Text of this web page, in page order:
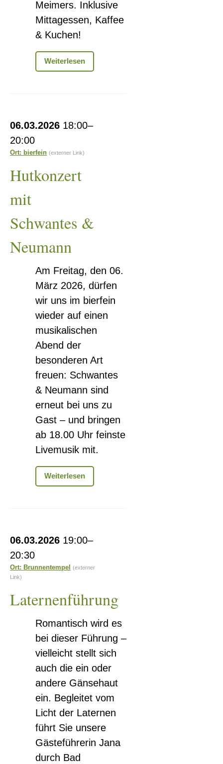
Meimers. Inklusive
Mittagessen, Kaffee
& Kuchen!
WeiterlesenFrauentagsfeier
in
06.03.2026 18:00–
20:00
Ort: bierfein (externer Link)
Hutkonzert
mit
Schwantes &
Neumann
Am Freitag, den 06.
März 2026, dürfen
wir uns im bierfein
wieder auf einen
musikalischen
Abend der
besonderen Art
freuen: Schwantes
& Neumann sind
erneut bei uns zu
Gast – und bringen
ab 18.00 Uhr feinste
Livemusik mit.
WeiterlesenHutkonzert
mit
06.03.2026 19:00–
20:30
Ort: Brunnentempel
(externer
Link)
Laternenführung
Romantisch wird es
bei dieser Führung –
vielleicht stellt sich
auch die ein oder
andere Gänsehaut
ein. Begleitet vom
Licht der Laternen
führt Sie unsere
Gästeführerin Jana
durch Bad